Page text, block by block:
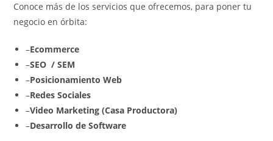
Conoce más de los servicios que ofrecemos, para poner tu
negocio en órbita:
–Ecommerce
–SEO / SEM
–Posicionamiento Web
–Redes Sociales
–Video Marketing (Casa Productora)
–Desarrollo de Software